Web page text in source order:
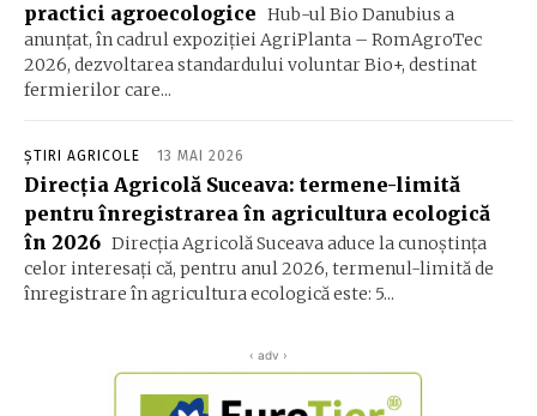
practici agroecologice Hub-ul Bio Danubius a
anunțat, în cadrul expoziției AgriPlanta – RomAgroTec
2026, dezvoltarea standardului voluntar Bio+, destinat
fermierilor care...
ȘTIRI AGRICOLE 13 MAI 2026
Direcția Agricolă Suceava: termene-limită
pentru înregistrarea în agricultura ecologică
în 2026 Direcția Agricolă Suceava aduce la cunoștința
celor interesați că, pentru anul 2026, termenul-limită de
înregistrare în agricultura ecologică este: 5...
‹ adv ›